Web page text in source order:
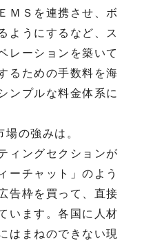
ＭＳを連携させ、ボ
ようにするなど、ス
レーションを築いて
るための手数料を海
ンプルな料金体系に
の強みは。
ィングセクションが
ーチャット」のよう
告枠を買って、直接
います。各国に人材
はまねのできない現